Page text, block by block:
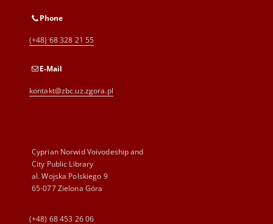
Phone
(+48) 68 328 21 55
E-Mail
kontakt@zbc.uz.zgora.pl
Cyprian Norwid Voivodeship and
City Public Library
al. Wojska Polskiego 9
65-077 Zielona Góra
(+48) 68 453 26 06